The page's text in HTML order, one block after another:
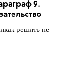
9.
решить не